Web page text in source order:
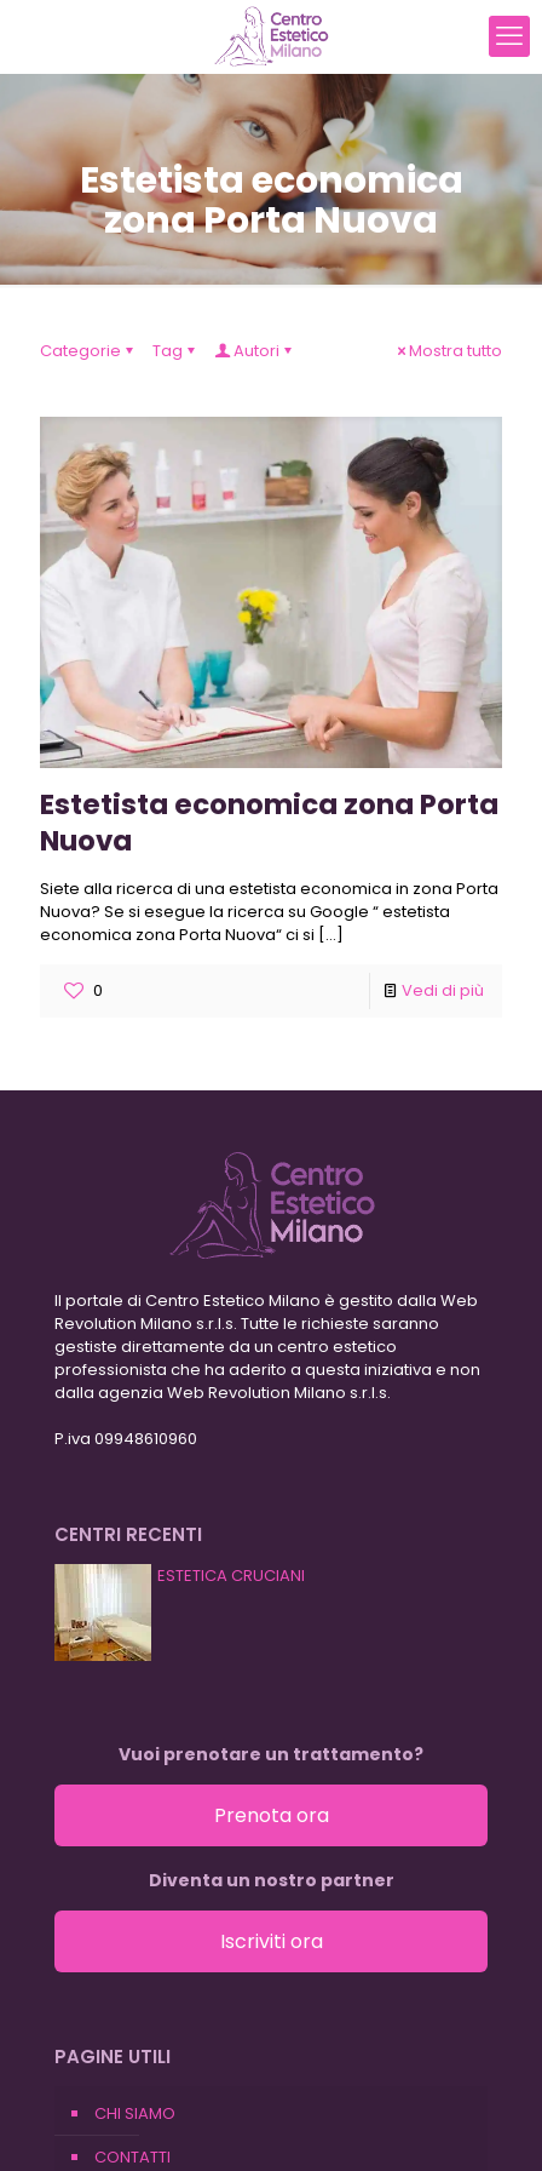
Estetista economica
zona Porta Nuova
Categorie Tag Autori Mostra tutto
Estetista economica zona Porta
Nuova
Siete alla ricerca di una estetista economica in zona Porta
Nuova? Se si esegue la ricerca su Google “ estetista
economica zona Porta Nuova“ ci si […]
0 Vedi di più
Il portale di Centro Estetico Milano è gestito dalla Web
Revolution Milano s.r.l.s. Tutte le richieste saranno
gestiste direttamente da un centro estetico
professionista che ha aderito a questa iniziativa e non
dalla agenzia Web Revolution Milano s.r.l.s.
P.iva 09948610960
CENTRI RECENTI
ESTETICA CRUCIANI
Vuoi prenotare un trattamento?
Prenota ora
Diventa un nostro partner
Iscriviti ora
PAGINE UTILI
CHI SIAMO
CONTATTI